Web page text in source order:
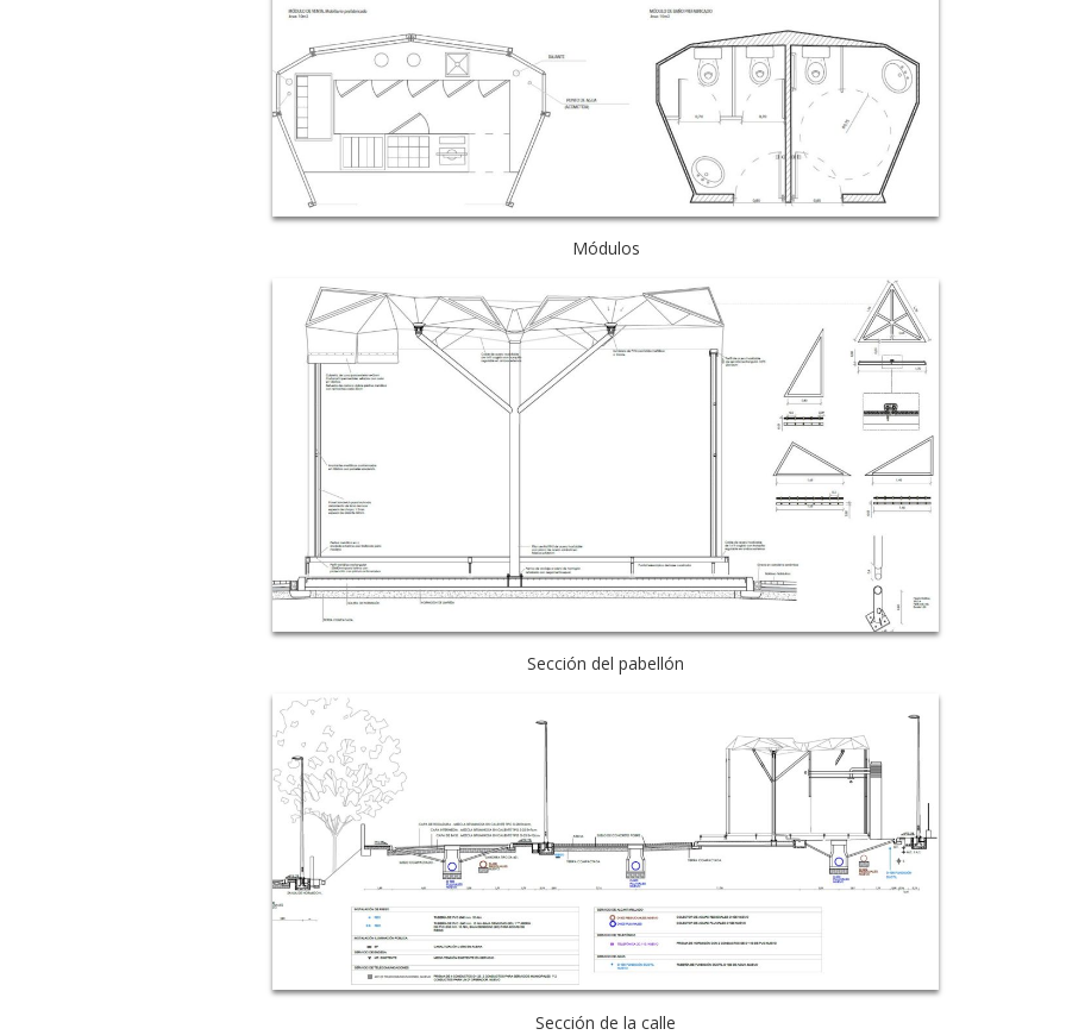
Módulos
Sección del pabellón
Sección de la calle